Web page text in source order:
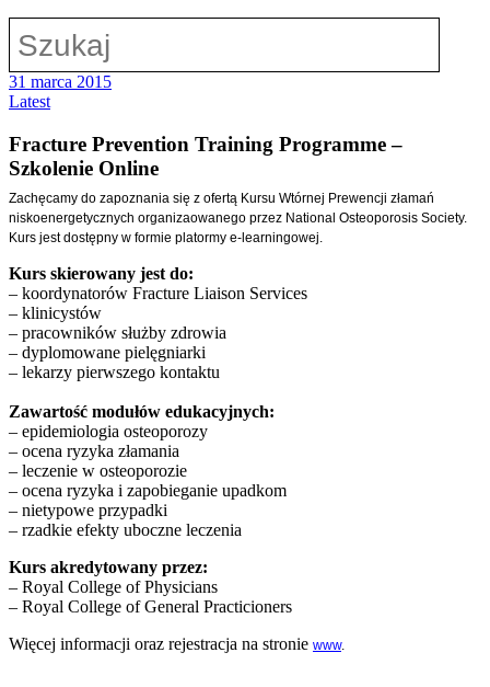
31 marca 2015
Latest
Fracture Prevention Training Programme –
Szkolenie Online
Zachęcamy do zapoznania się z ofertą Kursu Wtórnej Prewencji złamań
niskoenergetycznych organizaowanego przez National Osteoporosis Society.
Kurs jest dostępny w formie platormy e-learningowej.
Kurs skierowany jest do:
– koordynatorów Fracture Liaison Services
– klinicystów
– pracowników służby zdrowia
– dyplomowane pielęgniarki
– lekarzy pierwszego kontaktu
Zawartość modułów edukacyjnych:
– epidemiologia osteoporozy
– ocena ryzyka złamania
– leczenie w osteoporozie
– ocena ryzyka i zapobieganie upadkom
– nietypowe przypadki
– rzadkie efekty uboczne leczenia
Kurs akredytowany przez:
– Royal College of Physicians
– Royal College of General Practicioners
Więcej informacji oraz rejestracja na stronie www.